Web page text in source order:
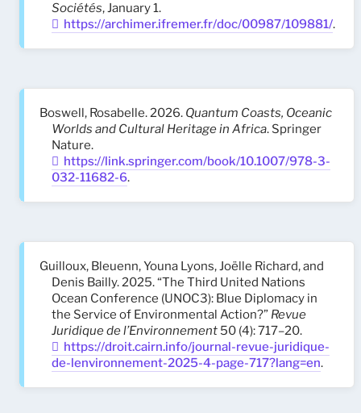
Sociétés, January 1.
https://archimer.ifremer.fr/doc/00987/109881/.
Boswell, Rosabelle. 2026. Quantum Coasts, Oceanic
Worlds and Cultural Heritage in Africa. Springer
Nature.
https://link.springer.com/book/10.1007/978-3-
032-11682-6.
Guilloux, Bleuenn, Youna Lyons, Joëlle Richard, and
Denis Bailly. 2025. “The Third United Nations
Ocean Conference (UNOC3): Blue Diplomacy in
the Service of Environmental Action?” Revue
Juridique de l’Environnement 50 (4): 717–20.
https://droit.cairn.info/journal-revue-juridique-
de-lenvironnement-2025-4-page-717?lang=en.